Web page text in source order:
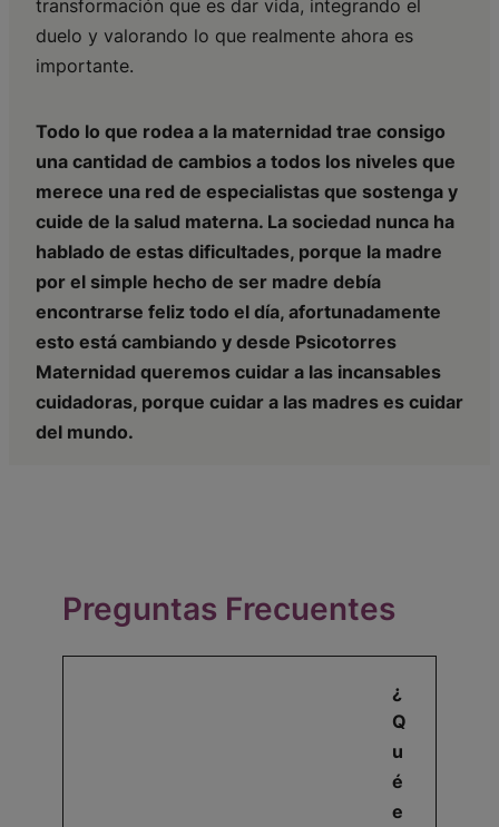
transformación que es dar vida, integrando el
duelo y valorando lo que realmente ahora es
importante.
Todo lo que rodea a la maternidad trae consigo
una cantidad de cambios a todos los niveles que
merece una red de especialistas que sostenga y
cuide de la salud materna. La sociedad nunca ha
hablado de estas dificultades, porque la madre
por el simple hecho de ser madre debía
encontrarse feliz todo el día, afortunadamente
esto está cambiando y desde Psicotorres
Maternidad queremos cuidar a las incansables
cuidadoras, porque cuidar a las madres es cuidar
del mundo.
Preguntas Frecuentes
¿
Q
u
é
e